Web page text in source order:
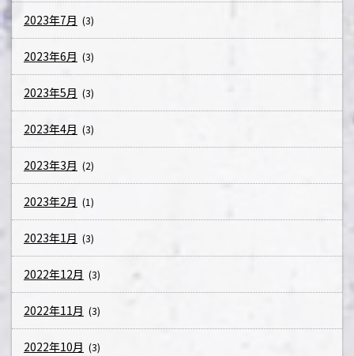
2023年7月 (3)
2023年6月 (3)
2023年5月 (3)
2023年4月 (3)
2023年3月 (2)
2023年2月 (1)
2023年1月 (3)
2022年12月 (3)
2022年11月 (3)
2022年10月 (3)